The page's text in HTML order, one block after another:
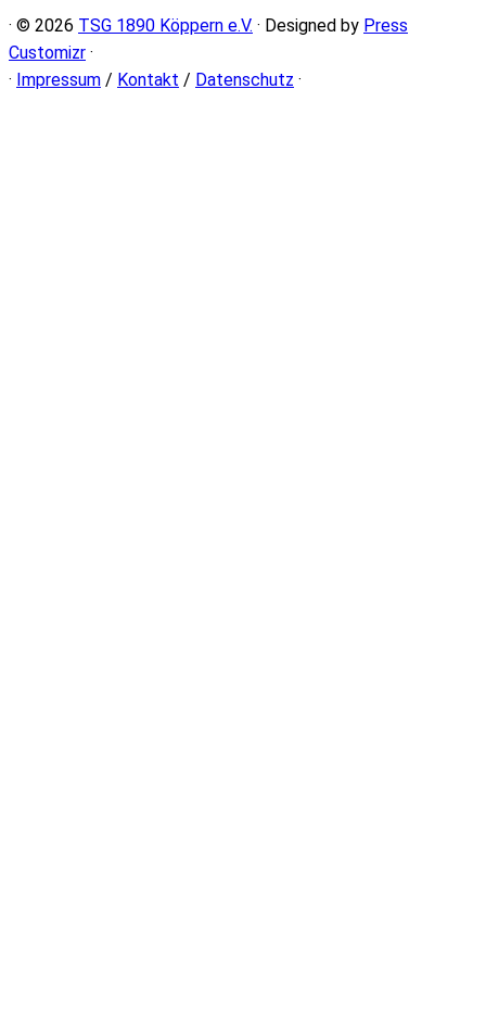
· © 2026 TSG 1890 Köppern e.V. · Designed by Press
Customizr ·
· Impressum / Kontakt / Datenschutz ·